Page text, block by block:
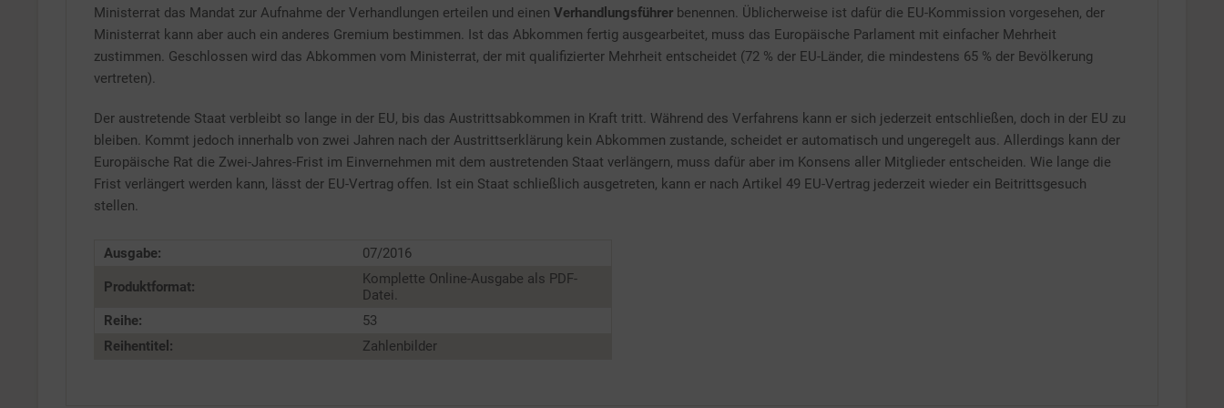
Ministerrat das Mandat zur Aufnahme der Verhandlungen erteilen und einen Verhandlungsführer benennen. Üblicherweise ist dafür die EU-Kommission vorgesehen, der
Ministerrat kann aber auch ein anderes Gremium bestimmen. Ist das Abkommen fertig ausgearbeitet, muss das Europäische Parlament mit einfacher Mehrheit
zustimmen. Geschlossen wird das Abkommen vom Ministerrat, der mit qualifizierter Mehrheit entscheidet (72 % der EU-Länder, die mindestens 65 % der Bevölkerung
vertreten).
Der austretende Staat verbleibt so lange in der EU, bis das Austrittsabkommen in Kraft tritt. Während des Verfahrens kann er sich jederzeit entschließen, doch in der EU zu
bleiben. Kommt jedoch innerhalb von zwei Jahren nach der Austrittserklärung kein Abkommen zustande, scheidet er automatisch und ungeregelt aus. Allerdings kann der
Europäische Rat die Zwei-Jahres-Frist im Einvernehmen mit dem austretenden Staat verlängern, muss dafür aber im Konsens aller Mitglieder entscheiden. Wie lange die
Frist verlängert werden kann, lässt der EU-Vertrag offen. Ist ein Staat schließlich ausgetreten, kann er nach Artikel 49 EU-Vertrag jederzeit wieder ein Beitrittsgesuch
stellen.
Ausgabe: 07/2016
Produktformat:
Komplette Online-Ausgabe als PDF-
Datei.
Reihe:
53
Reihentitel:
Zahlenbilder